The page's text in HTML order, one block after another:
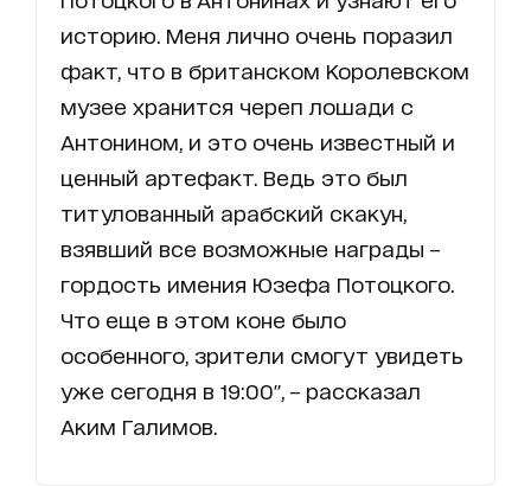
историю. Меня лично очень поразил
факт, что в британском Королевском
музее хранится череп лошади с
Антонином, и это очень известный и
ценный артефакт. Ведь это был
титулованный арабский скакун,
взявший все возможные награды –
гордость имения Юзефа Потоцкого.
Что еще в этом коне было
особенного, зрители смогут увидеть
уже сегодня в 19:00", – рассказал
Аким Галимов.